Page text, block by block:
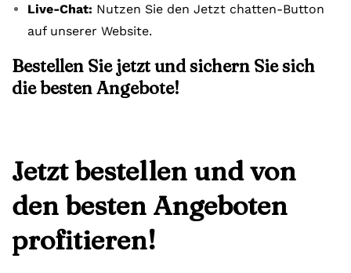
Live-Chat: Nutzen Sie den Jetzt chatten-Button
auf unserer Website.
Bestellen Sie jetzt und sichern Sie sich
die besten Angebote!
Jetzt bestellen und von
den besten Angeboten
profitieren!